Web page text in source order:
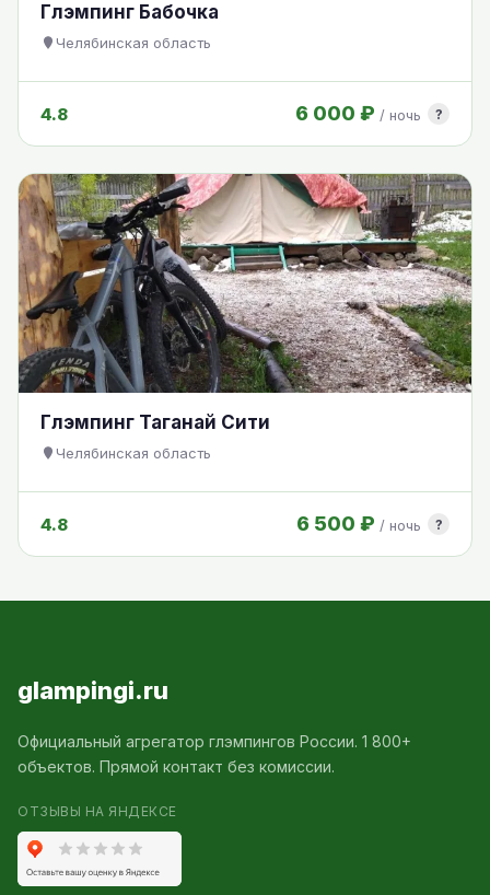
Глэмпинг Бабочка
Челябинская область
4.8 6 000 ₽ / ночь ?
Глэмпинг Таганай Сити
Челябинская область
4.8 6 500 ₽ / ночь ?
glampingi.ru
Официальный агрегатор глэмпингов России. 1 800+
объектов. Прямой контакт без комиссии.
ОТЗЫВЫ НА ЯНДЕКСЕ